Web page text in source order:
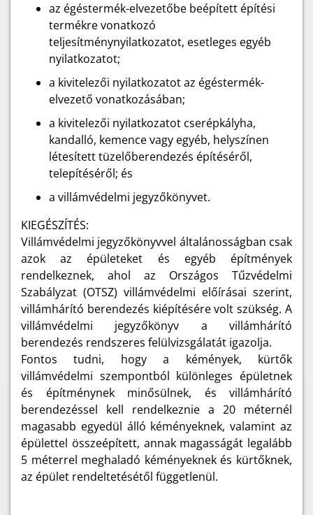
az égéstermék-elvezetőbe beépített építési
termékre vonatkozó
teljesítménynyilatkozatot, esetleges egyéb
nyilatkozatot;
a kivitelezői nyilatkozatot az égéstermék-
elvezető vonatkozásában;
a kivitelezői nyilatkozatot cserépkályha,
kandalló, kemence vagy egyéb, helyszínen
létesített tüzelőberendezés építéséről,
telepítéséről; és
a villámvédelmi jegyzőkönyvet.
KIEGÉSZÍTÉS:
Villámvédelmi jegyzőkönyvvel általánosságban csak
azok az épületeket és egyéb építmények
rendelkeznek, ahol az Országos Tűzvédelmi
Szabályzat (OTSZ) villámvédelmi előírásai szerint,
villámhárító berendezés kiépítésére volt szükség. A
villámvédelmi jegyzőkönyv a villámhárító
berendezés rendszeres felülvizsgálatát igazolja.
Fontos tudni, hogy a kémények, kürtők
villámvédelmi szempontból különleges épületnek
és építménynek minősülnek, és villámhárító
berendezéssel kell rendelkeznie a 20 méternél
magasabb egyedül álló kéményeknek, valamint az
épülettel összeépített, annak magasságát legalább
5 méterrel meghaladó kéményeknek és kürtőknek,
az épület rendeltetésétől függetlenül.